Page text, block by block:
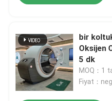
bir
Oksijen
5 dk
MOQ：1
Fiyat：